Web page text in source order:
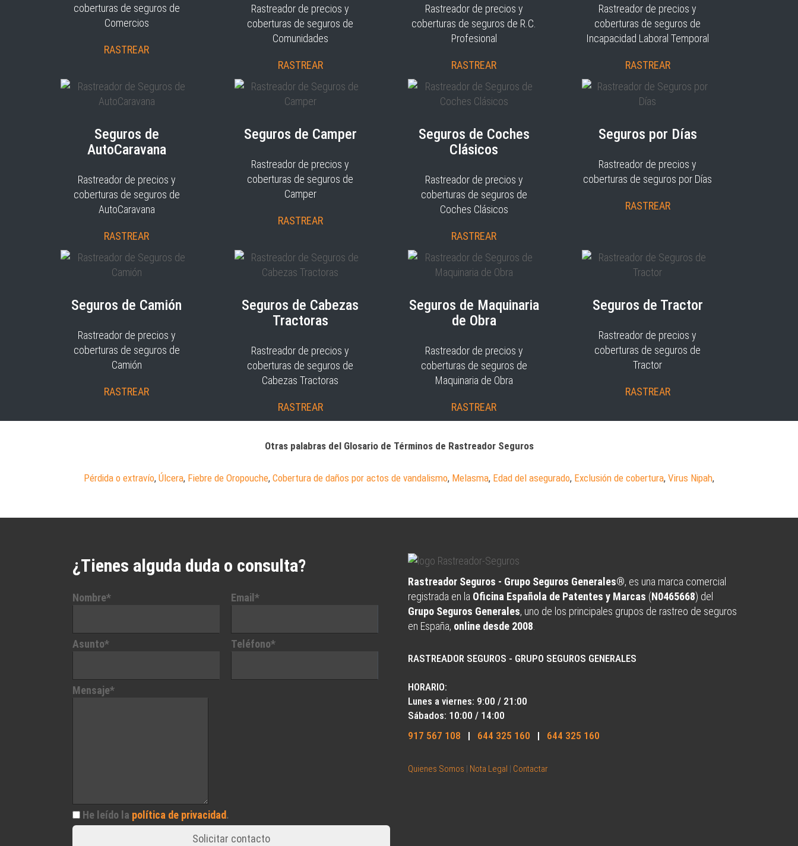
coberturas de seguros de
Comercios
RASTREAR
Rastreador de precios y
coberturas de seguros de
Comunidades
RASTREAR
Rastreador de precios y
coberturas de seguros de R.C.
Profesional
RASTREAR
Rastreador de precios y
coberturas de seguros de
Incapacidad Laboral Temporal
RASTREAR
Seguros de
AutoCaravana
Rastreador de precios y
coberturas de seguros de
AutoCaravana
RASTREAR
Seguros de Camper
Rastreador de precios y
coberturas de seguros de
Camper
RASTREAR
Seguros de Coches
Clásicos
Rastreador de precios y
coberturas de seguros de
Coches Clásicos
RASTREAR
Seguros por Días
Rastreador de precios y
coberturas de seguros por Días
RASTREAR
Seguros de Camión
Rastreador de precios y
coberturas de seguros de
Camión
RASTREAR
Seguros de Cabezas
Tractoras
Rastreador de precios y
coberturas de seguros de
Cabezas Tractoras
RASTREAR
Seguros de Maquinaria
de Obra
Rastreador de precios y
coberturas de seguros de
Maquinaria de Obra
RASTREAR
Seguros de Tractor
Rastreador de precios y
coberturas de seguros de
Tractor
RASTREAR
Otras palabras del Glosario de Términos de Rastreador Seguros
Pérdida o extravío, Úlcera, Fiebre de Oropouche, Cobertura de daños por actos de vandalismo, Melasma, Edad del asegurado, Exclusión de cobertura, Virus Nipah,
¿Tienes alguda duda o consulta?
Nombre*
Asunto*
Email*
Teléfono*
Mensaje*
He leído la política de privacidad.
Solicitar contacto
Rastreador Seguros - Grupo Seguros Generales®, es una marca comercial
registrada en la Oficina Española de Patentes y Marcas (N0465668) del
Grupo Seguros Generales, uno de los principales grupos de rastreo de seguros
en España, online desde 2008
RASTREADOR SEGUROS - GRUPO SEGUROS GENERALES
HORARIO:
Lunes a viernes: 9:00 / 21:00
Sábados: 10:00 / 14:00
917 567 108 | 644 325 160 | 644 325 160
Quienes Somos | Nota Legal | Contactar